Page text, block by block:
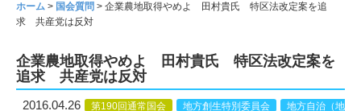
ホーム > 国会質問 > 企業農地取得やめよ 田村貴氏 特区法改定案を追
求 共産党は反対
企業農地取得やめよ 田村貴氏 特区法改定案を
追求 共産党は反対
2016.04.26 第190回通常国会 地方創生特別委員会
地方自治（地